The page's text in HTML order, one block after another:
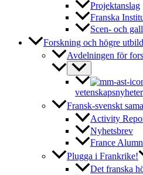
Projektanslag
Franska
Scen- och
Forskning och högre
Avdelningen för
vetenskapsnyheter
Fransk-svenskt
Activity
Nyhetsbrev
France
Plugga i Frankrike!
Det franska